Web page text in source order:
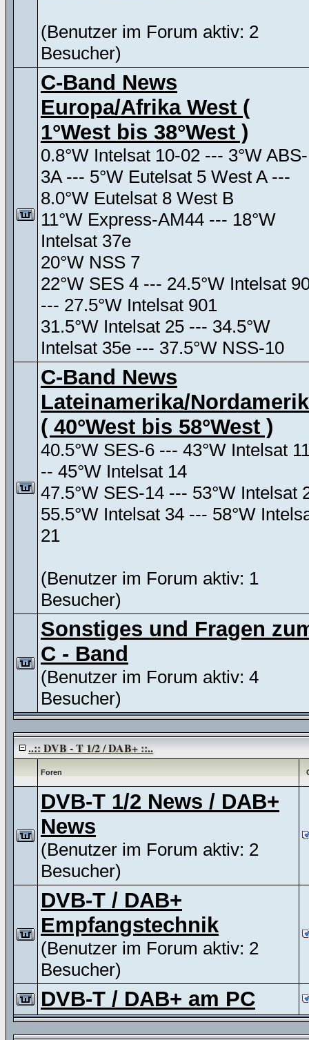
(Benutzer im Forum aktiv: 2
Besucher)
C-Band News
Europa/Afrika West (
1°West bis 38°West )
0.8°W Intelsat 10-02 --- 3°W ABS-
3A --- 5°W Eutelsat 5 West A ---
8.0°W Eutelsat 8 West B
11°W Express-AM44 --- 18°W
Intelsat 37e
20°W NSS 7
22°W SES 4 --- 24.5°W Intelsat
--- 27.5°W Intelsat 901
31.5°W Intelsat 25 --- 34.5°W
Intelsat 35e --- 37.5°W NSS-10
C-Band News
Lateinamerika/
( 40°West bis 58°West )
40.5°W SES-6 --- 43°W Intelsat
-- 45°W Intelsat 14
47.5°W SES-14 --- 53°W Intelsat
55.5°W Intelsat 34 --- 58°W
21
(Benutzer im Forum aktiv: 1
Besucher)
Sonstiges und Fragen
C - Band
(Benutzer im Forum aktiv: 4
Besucher)
..:: DVB - T 1/2 / DAB+ ::..
Foren
DVB-T 1/2 News / DAB+
News
(Benutzer im Forum aktiv: 2
Besucher)
DVB-T / DAB+
Empfangstechnik
(Benutzer im Forum aktiv: 2
Besucher)
DVB-T / DAB+ am PC